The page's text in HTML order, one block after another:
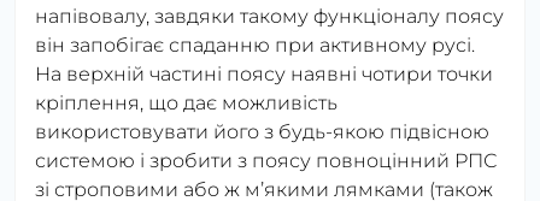
напівовалу, завдяки такому функціоналу поясу
він запобігає спаданню при активному русі.
На верхній частині поясу наявні чотири точки
кріплення, що дає можливість
використовувати його з будь-якою підвісною
системою і зробити з поясу повноцінний РПС
зі строповими або ж мʼякими лямками (також